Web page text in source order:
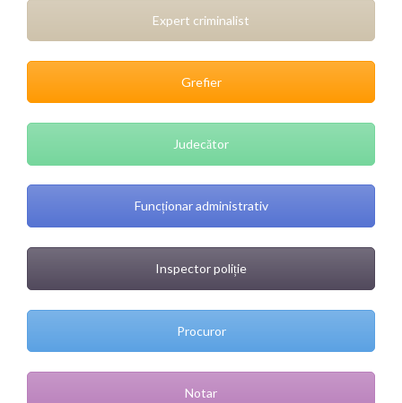
Expert criminalist
Grefier
Judecător
Funcționar administrativ
Inspector poliție
Procuror
Notar